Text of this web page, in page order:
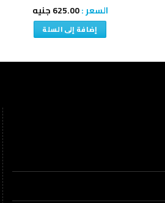
السعر :625.00جنيه
إضافة إلى السلة